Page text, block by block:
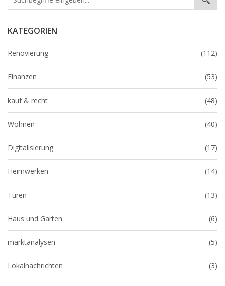
KATEGORIEN
Renovierung (112)
Finanzen (53)
kauf & recht (48)
Wohnen (40)
Digitalisierung (17)
Heimwerken (14)
Türen (13)
Haus und Garten (6)
marktanalysen (5)
Lokalnachrichten (3)